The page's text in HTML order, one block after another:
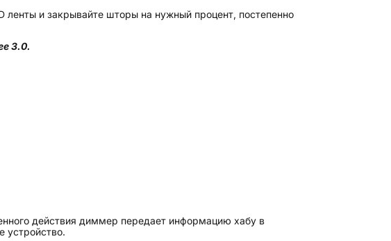
ленты и закрывайте шторы на нужный процент, постепенно
3.0.
действия диммер передает информацию хабу в
устройство.